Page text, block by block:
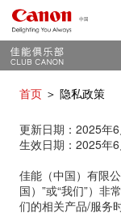
首页＞ 隐私政策
更新日期：2025年
生效日期：2025年
佳能（中国）有限
国）”或“我们”）非
们的相关产品/服务